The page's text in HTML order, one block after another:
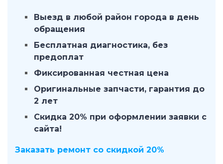
Выезд в любой район города в день
обращения
Бесплатная диагностика, без
предоплат
Фиксированная честная цена
Оригинальные запчасти, гарантия до
2 лет
Скидка 20% при оформлении заявки с
сайта!
Заказать ремонт со скидкой 20%